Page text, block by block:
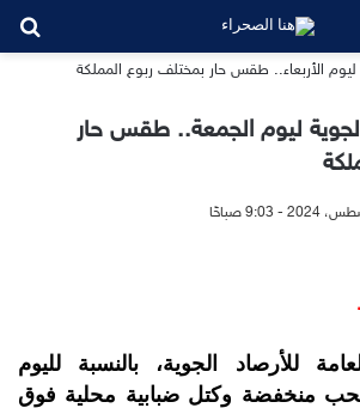
ليوم الجمعة.. طقس حار
للأرصاد الجوية، بالنسبة لليوم
منخفضة وكتل ضبابية محلية فوق